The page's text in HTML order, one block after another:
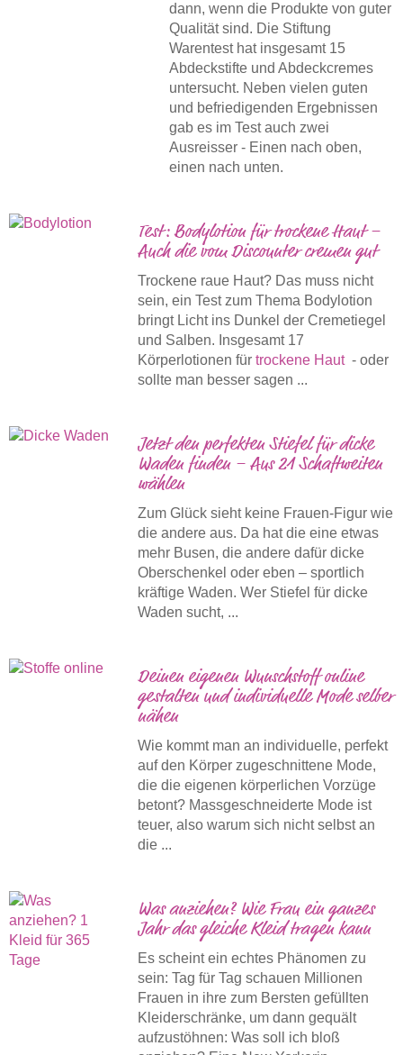
dann, wenn die Produkte von guter
Qualität sind. Die Stiftung
Warentest hat insgesamt 15
Abdeckstifte und Abdeckcremes
untersucht. Neben vielen guten
und befriedigenden Ergebnissen
gab es im Test auch zwei
Ausreisser - Einen nach oben,
einen nach unten.
Test: Bodylotion für trockene Haut –
Auch die vom Discounter cremen gut
Trockene raue Haut? Das muss nicht
sein, ein Test zum Thema Bodylotion
bringt Licht ins Dunkel der Cremetiegel
und Salben. Insgesamt 17
Körperlotionen für trockene Haut- oder
sollte man besser sagen ...
Jetzt den perfekten Stiefel für dicke
Waden finden – Aus 21 Schaftweiten
wählen
Zum Glück sieht keine Frauen-Figur wie
die andere aus. Da hat die eine etwas
mehr Busen, die andere dafür dicke
Oberschenkel oder eben – sportlich
kräftige Waden. Wer Stiefel für dicke
Waden sucht, ...
Deinen eigenen Wunschstoff online
gestalten und individuelle Mode selber
nähen
Wie kommt man an individuelle, perfekt
auf den Körper zugeschnittene Mode,
die die eigenen körperlichen Vorzüge
betont? Massgeschneiderte Mode ist
teuer, also warum sich nicht selbst an
die ...
Was anziehen? Wie Frau ein ganzes
Jahr das gleiche Kleid tragen kann
Es scheint ein echtes Phänomen zu
sein: Tag für Tag schauen Millionen
Frauen in ihre zum Bersten gefüllten
Kleiderschränke, um dann gequält
aufzustöhnen: Was soll ich bloß